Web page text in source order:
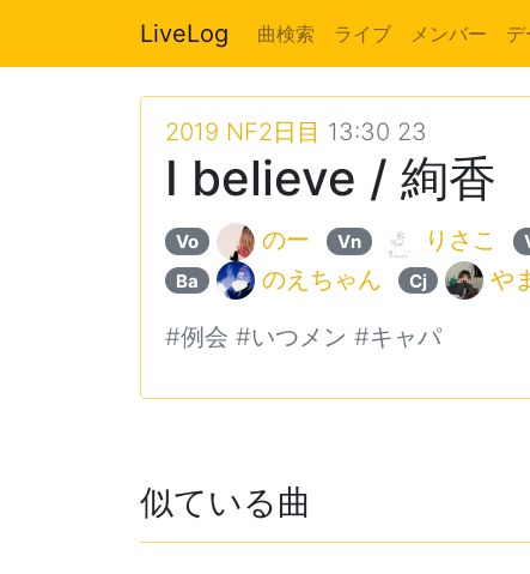
LiveLog 曲検索 ライブ メンバー デ
2019 NF2日目 13:30 23
I believe / 絢香
Vo のー Vn りさこ
Ba のえちゃん Cj や
#例会 #いつメン #キャパ
似ている曲